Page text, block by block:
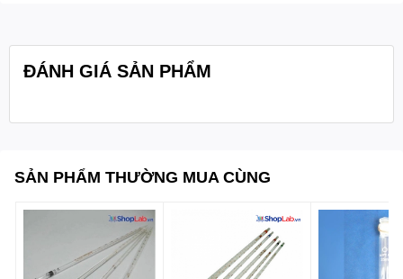
ĐÁNH GIÁ SẢN PHẨM
SẢN PHẨM THƯỜNG MUA CÙNG